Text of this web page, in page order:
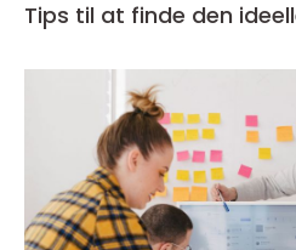
Tips til at finde den